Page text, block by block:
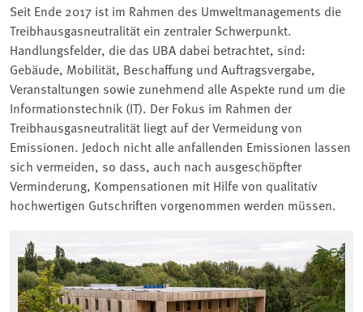
Seit Ende 2017 ist im Rahmen des Umweltmanagements die
Treibhausgasneutralität ein zentraler Schwerpunkt.
Handlungsfelder, die das UBA dabei betrachtet, sind:
Gebäude, Mobilität, Beschaffung und Auftragsvergabe,
Veranstaltungen sowie zunehmend alle Aspekte rund um die
Informationstechnik (IT). Der Fokus im Rahmen der
Treibhausgasneutralität liegt auf der Vermeidung von
Emissionen. Jedoch nicht alle anfallenden Emissionen lassen
sich vermeiden, so dass, auch nach ausgeschöpfter
Verminderung, Kompensationen mit Hilfe von qualitativ
hochwertigen Gutschriften vorgenommen werden müssen.